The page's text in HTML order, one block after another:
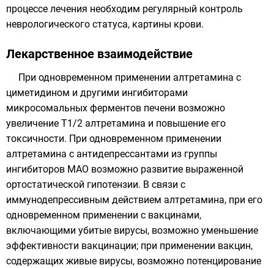
процессе лечения необходим регулярный контроль
неврологического статуса, картины крови.
Лекарственное взаимодействие
При одновременном применении алтретамина с
циметидином и другими ингибиторами
микросомальных ферментов печени возможно
увеличение T1/2 алтретамина и повышение его
токсичности. При одновременном применении
алтретамина с антидепрессантами из группы
ингибиторов МАО возможно развитие выраженной
ортостатической гипотензии. В связи с
иммунодепрессивным действием алтретамина, при его
одновременном применении с вакцинами,
включающими убитые вирусы, возможно уменьшение
эффективности вакцинации; при применении вакцин,
содержащих живые вирусы, возможно потенцирование